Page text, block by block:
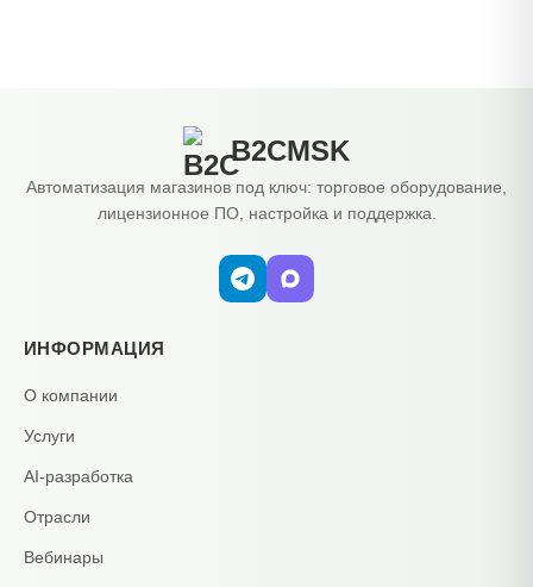
B2CMSK
Автоматизация магазинов под ключ: торговое оборудование,
лицензионное ПО, настройка и поддержка.
ИНФОРМАЦИЯ
О компании
Услуги
AI-разработка
Отрасли
Вебинары